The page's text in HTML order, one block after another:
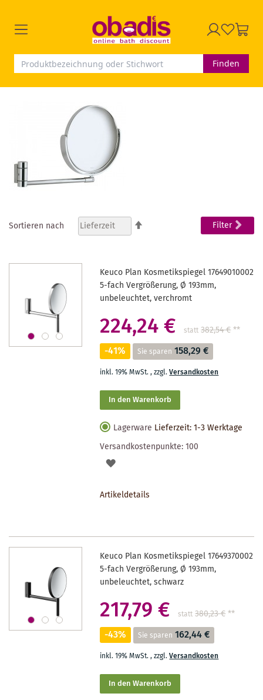
Finden
Sortieren nach Filter
Keuco Plan Kosmetikspiegel 17649010002
5-fach Vergrößerung, Ø 193mm,
unbeleuchtet, verchromt
224,24 € statt 382,54 €**
-41% Sie sparen 158,29 €
inkl. 19% MwSt.,zzgl.Versandkosten
In den Warenkorb
Lagerware Lieferzeit: 1-3 Werktage
Versandkostenpunkte:100
AUF
Artikeldetails
Keuco Plan Kosmetikspiegel 17649370002
5-fach Vergrößerung, Ø 193mm,
unbeleuchtet, schwarz
217,79 € statt 380,23 €**
-43% Sie sparen 162,44 €
inkl. 19% MwSt.,zzgl.Versandkosten
In den Warenkorb